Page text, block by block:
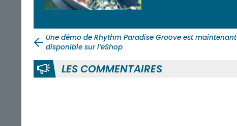
Une démo de Rhythm Paradise Groove est maintenant
disponible sur l’eShop
LES COMMENTAIRES